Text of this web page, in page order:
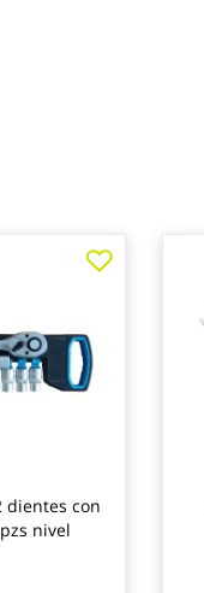
dientes con
1/4 11pzs nivel